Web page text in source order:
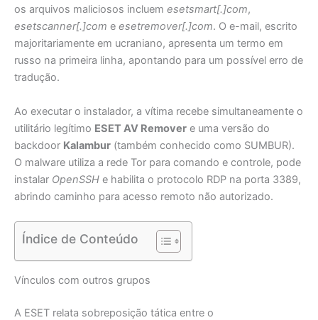
os arquivos maliciosos incluem esetsmart[.]com,
esetscanner[.]com e esetremover[.]com. O e-mail, escrito
majoritariamente em ucraniano, apresenta um termo em
russo na primeira linha, apontando para um possível erro de
tradução.
Ao executar o instalador, a vítima recebe simultaneamente o
utilitário legítimo ESET AV Remover e uma versão do
backdoor Kalambur (também conhecido como SUMBUR).
O malware utiliza a rede Tor para comando e controle, pode
instalar OpenSSH e habilita o protocolo RDP na porta 3389,
abrindo caminho para acesso remoto não autorizado.
Índice de Conteúdo
Vínculos com outros grupos
A ESET relata sobreposição tática entre o